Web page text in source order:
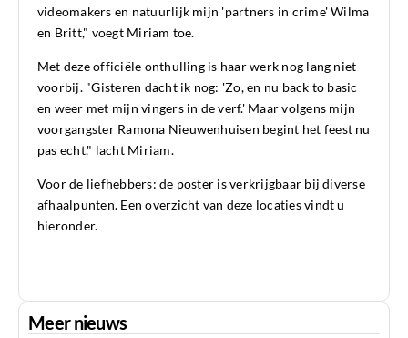
videomakers en natuurlijk mijn 'partners in crime' Wilma
en Britt," voegt Miriam toe.
Met deze officiële onthulling is haar werk nog lang niet
voorbij. "Gisteren dacht ik nog: 'Zo, en nu back to basic
en weer met mijn vingers in de verf.' Maar volgens mijn
voorgangster Ramona Nieuwenhuisen begint het feest nu
pas echt," lacht Miriam.
Voor de liefhebbers: de poster is verkrijgbaar bij diverse
afhaalpunten. Een overzicht van deze locaties vindt u
hieronder.
Meer nieuws